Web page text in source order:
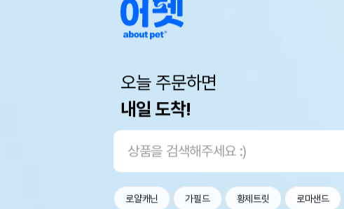
오늘 주문하면
내일 도착!
로얄캐닌 가필드 황제트릿 로마샌드